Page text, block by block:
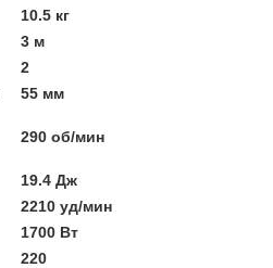
10.5 кг
3 м
2
55 мм
290 об/мин
19.4 Дж
2210 уд/мин
1700 Вт
220